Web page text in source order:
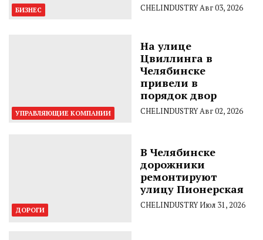
БИЗНЕС CHELINDUSTRYАвг 03, 2026
УПРАВЛЯЮЩИЕ КОМПАНИИ
На улице
Цвиллинга в
Челябинске
привели в
порядок двор
CHELINDUSTRYАвг 02, 2026
ДОРОГИ
В Челябинске
дорожники
ремонтируют
улицу Пионерская
CHELINDUSTRYИюл 31, 2026